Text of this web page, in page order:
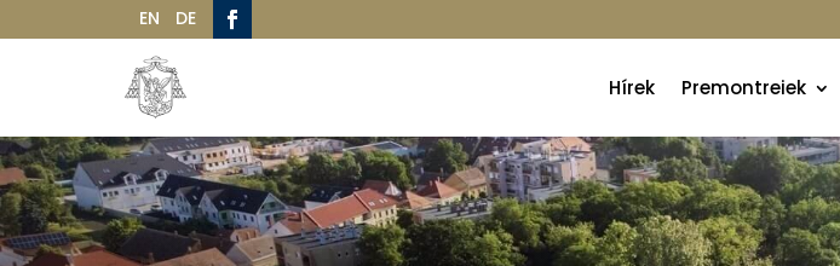
EN DE
Hírek Premontreiek